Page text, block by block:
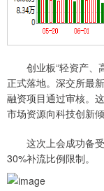
创业板“轻资产、
正式落地。深交所最
融资项目通过审核。
市场资源向科技创新
这次上会成功备受
30%补流比例限制。